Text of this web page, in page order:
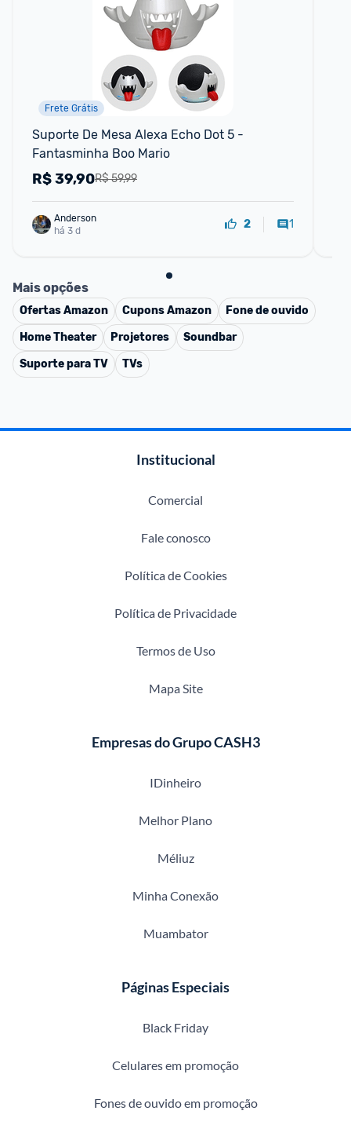
Frete Grátis
Suporte De Mesa Alexa Echo Dot 5 -
Fantasminha Boo Mario
R$ 59,99
R$39,90
Anderson
há 3 d
2 1
Mais opções
OfertasAmazon CuponsAmazon
Fone de ouvido
Home Theater
Projetores
Soundbar
Suporte para TV
TVs
Institucional
Comercial
Fale conosco
Política de Cookies
Política de Privacidade
Termos de Uso
Mapa Site
Empresas do Grupo CASH3
IDinheiro
Melhor Plano
Méliuz
Minha Conexão
Muambator
Páginas Especiais
Black Friday
Celulares em promoção
Fones de ouvido em promoção